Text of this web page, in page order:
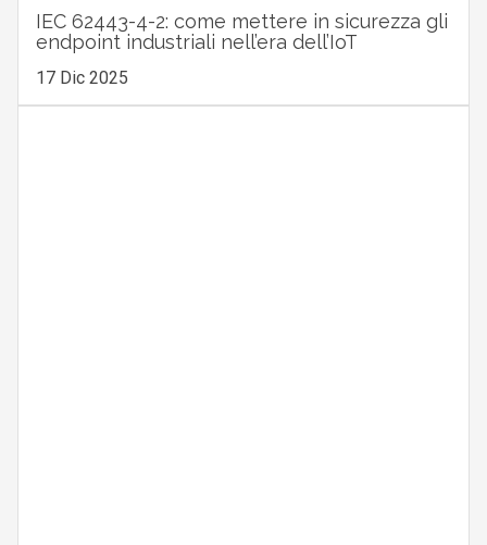
IEC 62443-4-2: come mettere in sicurezza gli
endpoint industriali nell’era dell’IoT
17 Dic 2025